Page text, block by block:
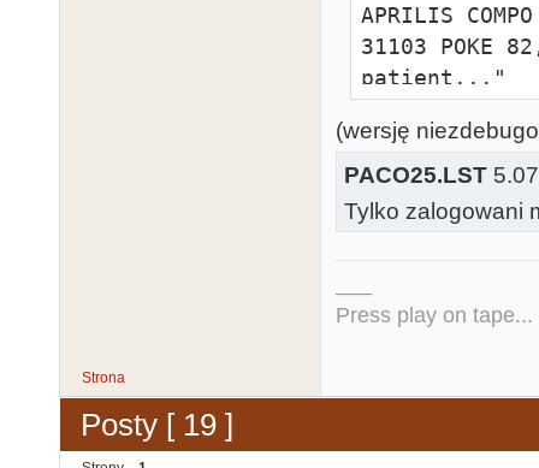
APRILIS
31103 POKE
patient..."
31104 SOUND
I:POKE
31105 SOUND
ED=52:REM
31106 ?
W=W-1:IF W=0
31110:REM
31107
31108
"*":E=E-
(wersję
PACO25.LST
Tylko zalogowani
Press play on tape...
Strona
Posty [ 19 ]